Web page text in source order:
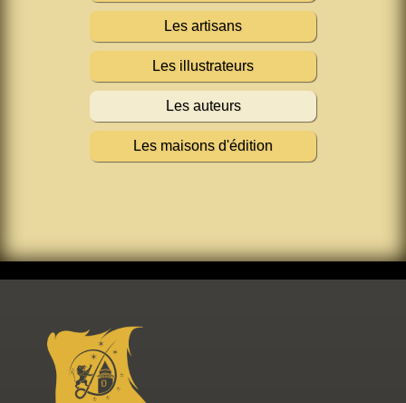
Les artisans
Les illustrateurs
Les auteurs
Les maisons d'édition